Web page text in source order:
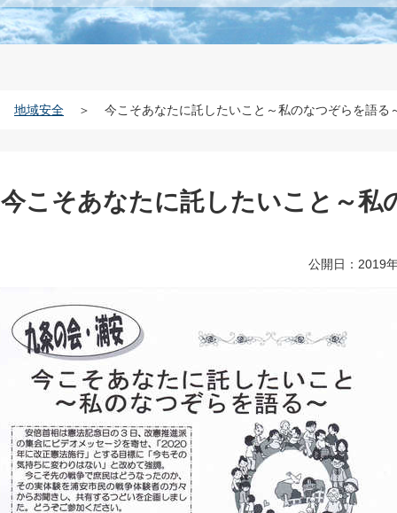
地域安全 ＞ 今こそあなたに託したいこと～私のなつぞらを語る
今こそあなたに託したいこと～私
公開日：2019